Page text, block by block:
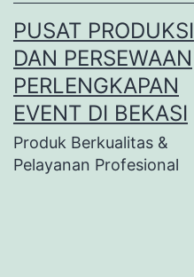
PUSAT PRODUKSI
DAN PERSEWAAN
PERLENGKAPAN
EVENT DI BEKASI
Produk Berkualitas &
Pelayanan Profesional